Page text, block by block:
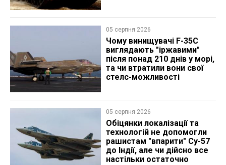
05 серпня 2026
Чому винищувачі F-35C
виглядають "іржавими"
після понад 210 днів у морі,
та чи втратили вони свої
стелс-можливості
05 серпня 2026
Обіцянки локалізації та
технологій не допомогли
рашистам "впарити" Су-57
до Індії, але чи дійсно все
настільки остаточно